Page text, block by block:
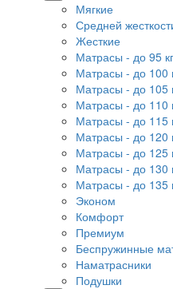
Мягкие
Средней
Жесткие
Матрасы - до 95 кг
Матрасы - до 100
Матрасы - до 105
Матрасы - до 110
Матрасы - до 115
Матрасы - до 120
Матрасы - до 125
Матрасы - до 130
Матрасы - до 135
Эконом
Комфорт
Премиум
Беспружинные
Наматрасники
Подушки